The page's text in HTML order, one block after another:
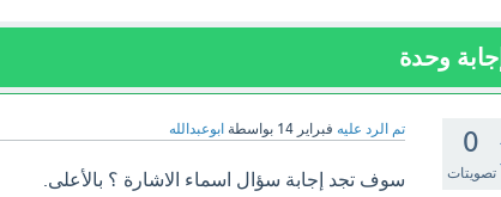
إجابة وحدة
0
تصويتات
تم الرد عليه فبراير 14 بواسطة ابوعبدالله
سوف تجد إجابة سؤال اسماء الاشارة ؟ بالأعلى.